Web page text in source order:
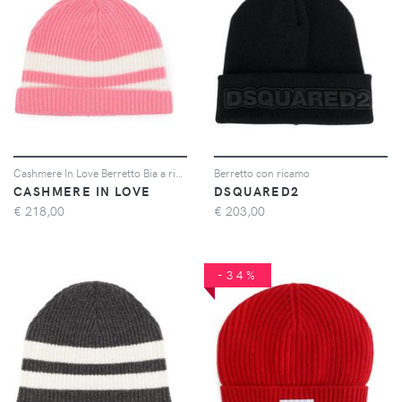
CASHMERE IN LOVE
€ 218,00
Berretto con ricamo
DSQUARED2
€ 203,00
-34%